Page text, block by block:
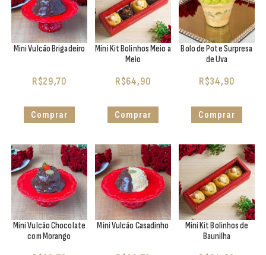
Mini Vulcão Brigadeiro
R$29,70
Comprar
Mini Kit Bolinhos Meio a
Meio
R$64,90
Comprar
Bolo de Pote Surpresa
de Uva
R$34,90
Comprar
Mini Vulcão Chocolate
com Morango
Mini Vulcão Casadinho
Mini Kit Bolinhos de
Baunilha